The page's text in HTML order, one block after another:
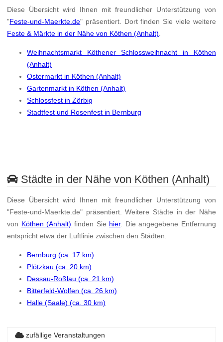
Diese Übersicht wird Ihnen mit freundlicher Unterstützung von
"Feste-und-Maerkte.de" präsentiert. Dort finden Sie viele weitere
Feste & Märkte in der Nähe von Köthen (Anhalt)
Weihnachtsmarkt Köthener Schlossweihnacht in Köthen
(Anhalt)
Ostermarkt in Köthen (Anhalt)
Gartenmarkt in Köthen (Anhalt)
Schlossfest in Zörbig
Stadtfest und Rosenfest in Bernburg
Städte in der Nähe von Köthen (Anhalt)
Diese Übersicht wird Ihnen mit freundlicher Unterstützung von
"Feste-und-Maerkte.de" präsentiert. Weitere Städte in der Nähe
von Köthen (Anhalt) finden Sie hier. Die angegebene Entfernung
entspricht etwa der Luftlinie zwischen den Städten.
Bernburg (ca. 17 km)
Plötzkau (ca. 20 km)
Dessau-Roßlau (ca. 21 km)
Bitterfeld-Wolfen (ca. 26 km)
Halle (Saale) (ca. 30 km)
zufällige Veranstaltungen